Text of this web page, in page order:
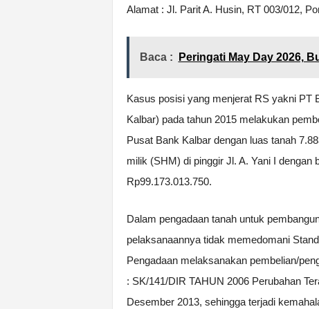
Alamat : Jl. Parit A. Husin, RT 003/012,
Baca : Peringati May Day 2026,
Kasus posisi yang menjerat RS yakni PT
Kalbar) pada tahun 2015 melakukan
Pusat Bank Kalbar dengan luas tanah
milik (SHM) di pinggir Jl. A. Yani I dengan
Rp99.173.013.750.
Dalam pengadaan tanah untuk
pelaksanaannya tidak memedomani
Pengadaan melaksanakan pembelian/
: SK/141/DIR TAHUN 2006 Perubahan
Desember 2013, sehingga terjadi